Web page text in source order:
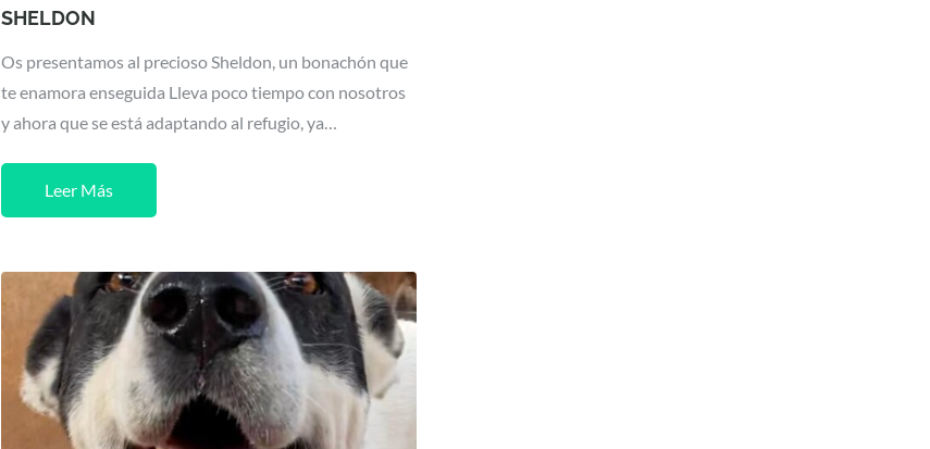
on
SHELDON
Os presentamos al precioso Sheldon, un bonachón que
te enamora enseguida Lleva poco tiempo con nosotros
y ahora que se está adaptando al refugio, ya…
Leer Más